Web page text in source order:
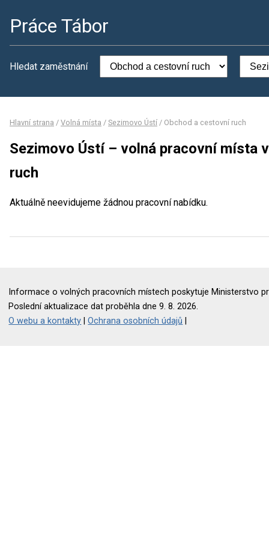
Práce Tábor
Hledat zaměstnání
Hlavní strana / Volná místa / Sezimovo Ústí / Obchod a cestovní ruch
Sezimovo Ústí – volná pracovní místa
ruch
Aktuálně neevidujeme žádnou pracovní nabídku.
Informace o volných pracovních místech poskytuje Ministerstvo
Poslední aktualizace dat proběhla dne 9. 8. 2026.
O webu a kontakty |Ochrana osobních údajů